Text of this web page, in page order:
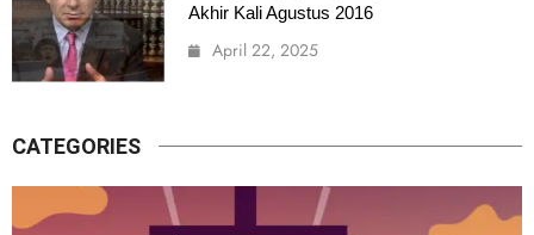
Akhir Kali Agustus 2016
April 22, 2025
CATEGORIES